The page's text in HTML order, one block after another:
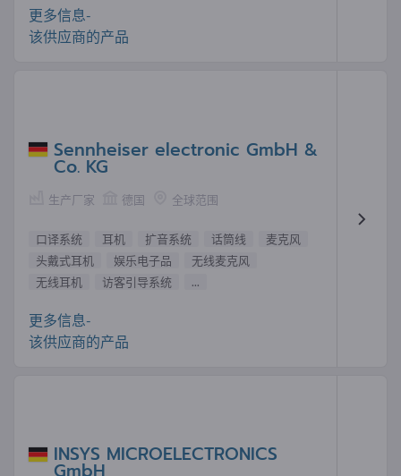
更多信息-
该供应商的产品
Sennheiser electronic GmbH &
Co. KG
生产厂家 德国 全球范围
口译系统 耳机 扩音系统 话筒线
麦克风
头戴式耳机
娱乐电子品
无线麦克风
无线耳机
访客引导系统 ...
更多信息-
该供应商的产品
INSYS MICROELECTRONICS